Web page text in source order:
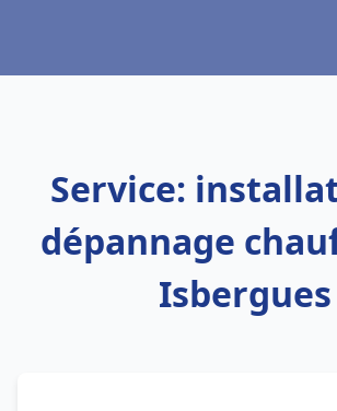
Service:
dépannage
Isbergues